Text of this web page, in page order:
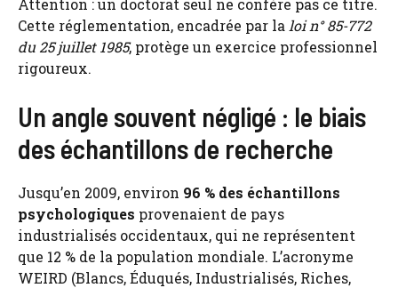
Attention : un doctorat seul ne confère pas ce titre.
Cette réglementation, encadrée par la loi n° 85-772
du 25 juillet 1985, protège un exercice professionnel
rigoureux.
Un angle souvent négligé : le biais
des échantillons de recherche
Jusqu’en 2009, environ 96 % des échantillons
psychologiques provenaient de pays
industrialisés occidentaux, qui ne représentent
que 12 % de la population mondiale. L’acronyme
WEIRD (Blancs, Éduqués, Industrialisés, Riches,